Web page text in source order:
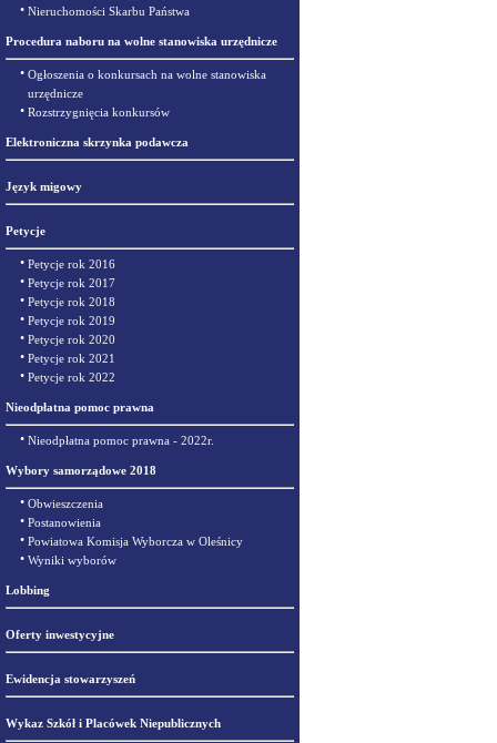
• Nieruchomości Skarbu Państwa
Procedura naboru na wolne stanowiska urzędnicze
• Ogłoszenia o konkursach na wolne stanowiska
urzędnicze
• Rozstrzygnięcia konkursów
Elektroniczna skrzynka podawcza
Język migowy
Petycje
• Petycje rok 2016
• Petycje rok 2017
• Petycje rok 2018
• Petycje rok 2019
• Petycje rok 2020
• Petycje rok 2021
• Petycje rok 2022
Nieodpłatna pomoc prawna
• Nieodpłatna pomoc prawna - 2022r.
Wybory samorządowe 2018
• Obwieszczenia
• Postanowienia
• Powiatowa Komisja Wyborcza w Oleśnicy
• Wyniki wyborów
Lobbing
Oferty inwestycyjne
Ewidencja stowarzyszeń
Wykaz Szkół i Placówek Niepublicznych